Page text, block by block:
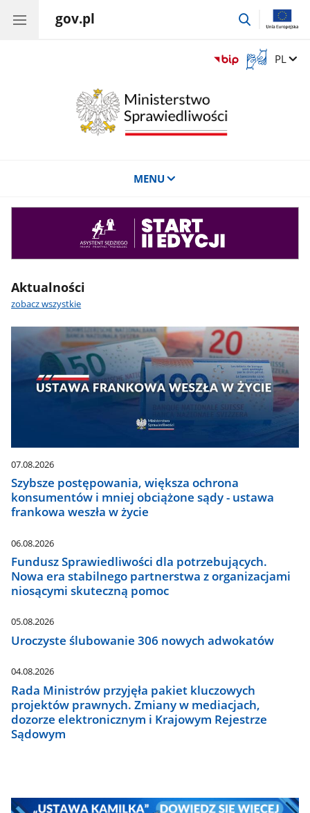
gov.pl
przejdź
Otwórz
okno
Zmień
PL
MENU
Aktualności
zobacz wszystkie
07.08.2026
Szybsze postępowania, większa ochrona
konsumentów i mniej obciążone sądy - ustawa
frankowa weszła w życie
06.08.2026
Fundusz Sprawiedliwości dla potrzebujących.
Nowa era stabilnego partnerstwa z organizacjami
niosącymi skuteczną pomoc
05.08.2026
Uroczyste ślubowanie 306 nowych adwokatów
04.08.2026
Rada Ministrów przyjęła pakiet kluczowych
projektów prawnych. Zmiany w mediacjach,
dozorze elektronicznym i Krajowym Rejestrze
Sądowym